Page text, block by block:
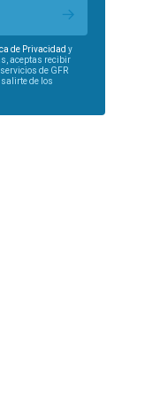
de Privacidad y
aceptas recibir
de GFR
de los